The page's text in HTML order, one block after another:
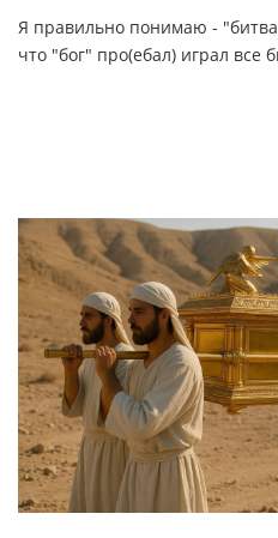
Я правильно понимаю -
что "бог" про(ебал) играл все